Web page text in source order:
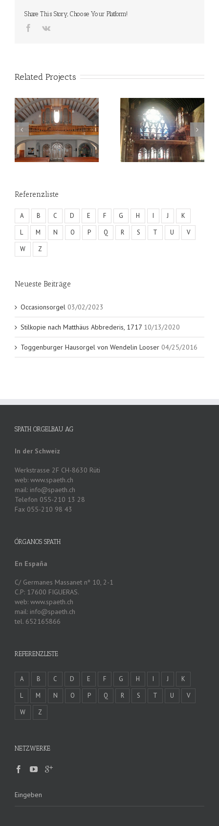
Share This Story, Choose Your Platform!
Related Projects
Referenzliste
A B C D E F G H I J
K
L
M N O P Q R S T U
V
W
Z
Neueste Beiträge
Occasionsorgel 03/02/2023
Stilkopie nach Matthäus Abbrederis, 1717 10/13/2020
Toggenburger Hausorgel von Wendelin Looser 04/25/2016
SPÄTH ORGELBAU AG
In der Schweiz
Werkstrasse 2F CH-8630 Rüti
web: www.spaeth.ch
mail: info@spaeth.ch
Telefon 055-210 13 28
Fax 055-210 98 43
ÓRGANOS SPATH
En España
C/ Germanes Massanet nº 10, 2-1
C.P: 17600 FIGUERAS.
web: www.spaeth.ch
mail: info@spaeth.ch
tel. 652165866
REFERENZLISTE
A B C D E F G H I J
K
L
M N O P Q R S T U
V
W
Z
NETZWERKE
Eingeben